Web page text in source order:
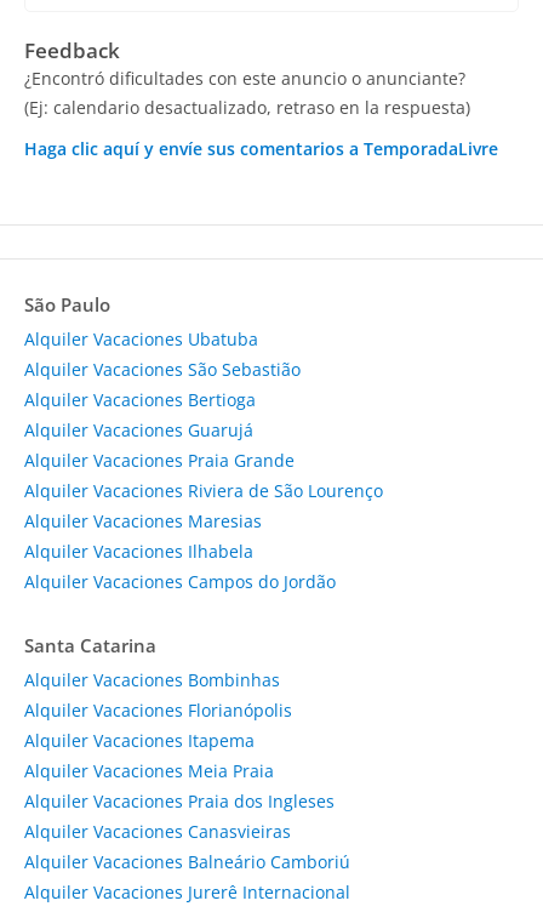
Feedback
¿Encontró dificultades con este anuncio o anunciante?
(Ej: calendario desactualizado, retraso en la respuesta)
Haga clic aquí y envíe sus comentarios a TemporadaLivre
São Paulo
Alquiler Vacaciones Ubatuba
Alquiler Vacaciones São Sebastião
Alquiler Vacaciones Bertioga
Alquiler Vacaciones Guarujá
Alquiler Vacaciones Praia Grande
Alquiler Vacaciones Riviera de São Lourenço
Alquiler Vacaciones Maresias
Alquiler Vacaciones Ilhabela
Alquiler Vacaciones Campos do Jordão
Santa Catarina
Alquiler Vacaciones Bombinhas
Alquiler Vacaciones Florianópolis
Alquiler Vacaciones Itapema
Alquiler Vacaciones Meia Praia
Alquiler Vacaciones Praia dos Ingleses
Alquiler Vacaciones Canasvieiras
Alquiler Vacaciones Balneário Camboriú
Alquiler Vacaciones Jurerê Internacional